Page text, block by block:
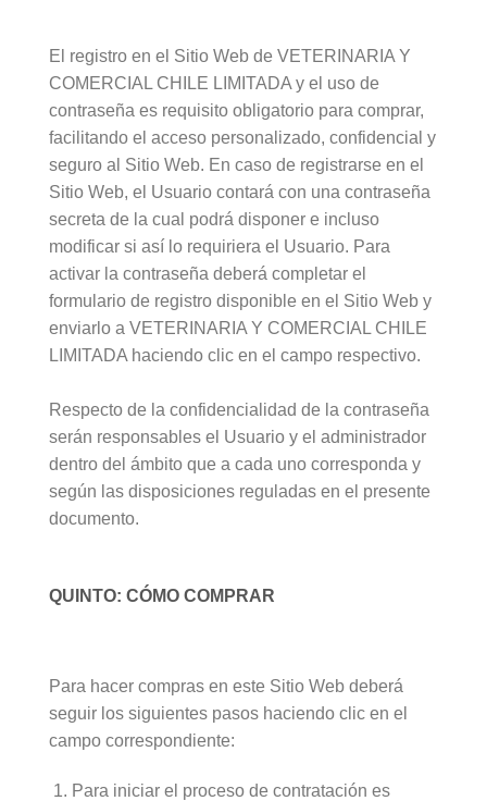
El registro en el Sitio Web de VETERINARIA Y
COMERCIAL CHILE LIMITADA y el uso de
contraseña es requisito obligatorio para comprar,
facilitando el acceso personalizado, confidencial y
seguro al Sitio Web. En caso de registrarse en el
Sitio Web, el Usuario contará con una contraseña
secreta de la cual podrá disponer e incluso
modificar si así lo requiriera el Usuario. Para
activar la contraseña deberá completar el
formulario de registro disponible en el Sitio Web y
enviarlo a VETERINARIA Y COMERCIAL CHILE
LIMITADA haciendo clic en el campo respectivo.
Respecto de la confidencialidad de la contraseña
serán responsables el Usuario y el administrador
dentro del ámbito que a cada uno corresponda y
según las disposiciones reguladas en el presente
documento.
QUINTO: CÓMO COMPRAR
Para hacer compras en este Sitio Web deberá
seguir los siguientes pasos haciendo clic en el
campo correspondiente:
Para iniciar el proceso de contratación es